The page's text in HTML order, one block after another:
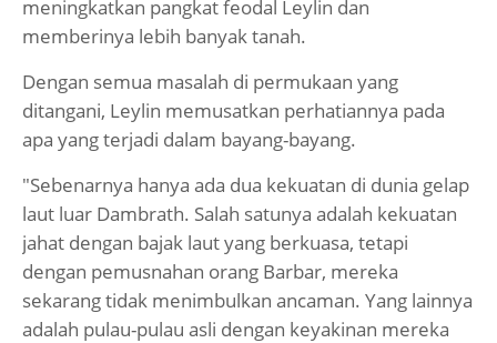
meningkatkan pangkat feodal Leylin dan
memberinya lebih banyak tanah.
Dengan semua masalah di permukaan yang
ditangani, Leylin memusatkan perhatiannya pada
apa yang terjadi dalam bayang-bayang.
"Sebenarnya hanya ada dua kekuatan di dunia gelap
laut luar Dambrath. Salah satunya adalah kekuatan
jahat dengan bajak laut yang berkuasa, tetapi
dengan pemusnahan orang Barbar, mereka
sekarang tidak menimbulkan ancaman. Yang lainnya
adalah pulau-pulau asli dengan keyakinan mereka